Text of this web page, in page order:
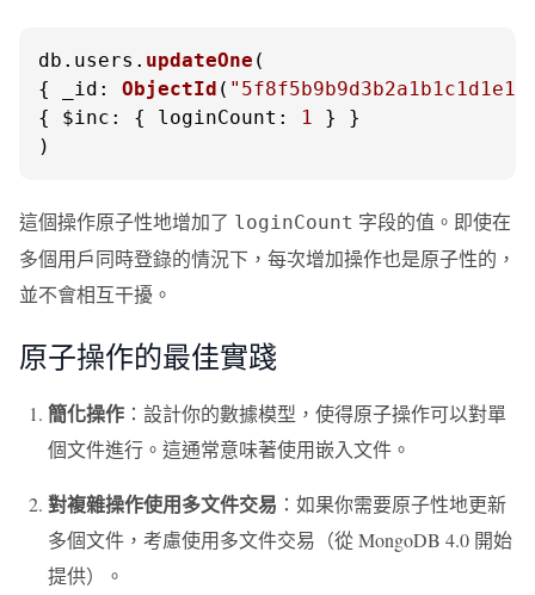
db. users . updateOne (
{
_id : ObjectId (
{ $inc : { loginCount : 1 } }
)
這個操作原子性地增加了 loginCount 字段的值。即使在
多個用戶同時登錄的情況下，每次增加操作也是原子性的，
並不會相互干擾。
原子操作的最佳實踐
簡化操作 ：設計你的數據模型，使得原子操作可以對單
個文件進行。這通常意味著使用嵌入文件。
對複雜操作使用多文件交易 ：如果你需要原子性地更新
多個文件，考慮使用多文件交易（從 MongoDB 4.0 開始
提供）。